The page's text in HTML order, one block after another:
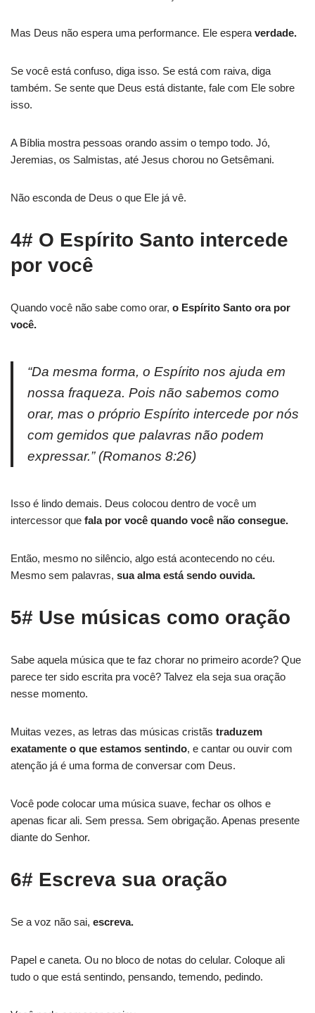
Mas Deus não espera uma performance. Ele espera verdade.
Se você está confuso, diga isso. Se está com raiva, diga
também. Se sente que Deus está distante, fale com Ele sobre
isso.
A Bíblia mostra pessoas orando assim o tempo todo. Jó,
Jeremias, os Salmistas, até Jesus chorou no Getsêmani.
Não esconda de Deus o que Ele já vê.
4# O Espírito Santo intercede
por você
Quando você não sabe como orar, o Espírito Santo ora por
você.
“Da mesma forma, o Espírito nos ajuda em
nossa fraqueza. Pois não sabemos como
orar, mas o próprio Espírito intercede por nós
com gemidos que palavras não podem
expressar.” (Romanos 8:26)
Isso é lindo demais. Deus colocou dentro de você um
intercessor que fala por você quando você não consegue.
Então, mesmo no silêncio, algo está acontecendo no céu.
Mesmo sem palavras, sua alma está sendo ouvida.
5# Use músicas como oração
Sabe aquela música que te faz chorar no primeiro acorde? Que
parece ter sido escrita pra você? Talvez ela seja sua oração
nesse momento.
Muitas vezes, as letras das músicas cristãs traduzem
exatamente o que estamos sentindo, e cantar ou ouvir com
atenção já é uma forma de conversar com Deus.
Você pode colocar uma música suave, fechar os olhos e
apenas ficar ali. Sem pressa. Sem obrigação. Apenas presente
diante do Senhor.
6# Escreva sua oração
Se a voz não sai, escreva.
Papel e caneta. Ou no bloco de notas do celular. Coloque ali
tudo o que está sentindo, pensando, temendo, pedindo.